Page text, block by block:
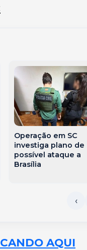
Operação em SC
investiga plano de
possível ataque a
Brasília
AQUI